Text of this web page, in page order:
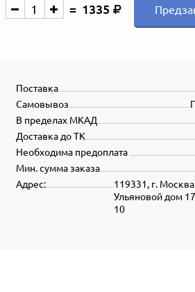
1335
Поставка
Самовывоз
В пределах МКАД
Доставка до ТК
Необходима предоплата
Мин. сумма заказа
119331, г.
Ульяновой дом
10
Адрес: